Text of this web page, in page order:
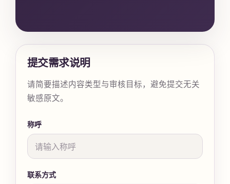
提交需求说明
请简要描述内容类型与审核目标，避免提交无关
敏感原文。
称呼
联系方式